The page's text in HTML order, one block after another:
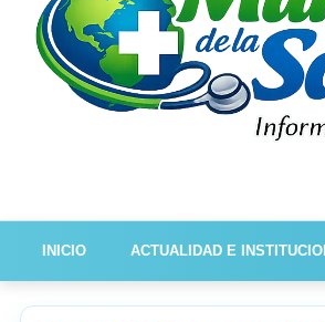
INICIO ACTUALIDAD E